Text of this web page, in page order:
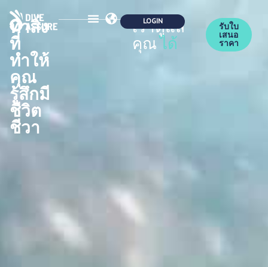
ทำสิ่ง
ที่
ทำให้
คุณ
รู้สึกมี
ชีวิต
ชีวา
เราดูแล
คุณได้
รับใบ
เสนอ
ราคา